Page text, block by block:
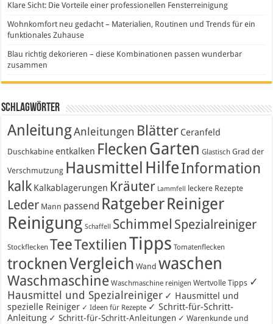
Klare Sicht: Die Vorteile einer professionellen Fensterreinigung
Wohnkomfort neu gedacht – Materialien, Routinen und Trends für ein
funktionales Zuhause
Blau richtig dekorieren – diese Kombinationen passen wunderbar
zusammen
Schlagwörter
AnleitungAnleitungen Blätter Ceranfeld
Duschkabine entkalken Flecken Garten Glastisch Grad der
Verschmutzung Hausmittel HilfeInformation
kalk Kalkablagerungen Kräuter Lammfell leckere Rezepte
Leder Mann passend RatgeberReiniger
Reinigung Schaffell Schimmel Spezialreiniger
Stockflecken TeeTextilienTipps Tomatenflecken
trocknenVergleich Wand waschen
Waschmaschine Waschmaschine reinigen Wertvolle Tipps ✓
Hausmittel und Spezialreiniger ✓ Hausmittel und
spezielle Reiniger ✓ Ideen für Rezepte ✓ Schritt-für-Schritt-
Anleitung ✓ Schritt-für-Schritt-Anleitungen ✓ Warenkunde und